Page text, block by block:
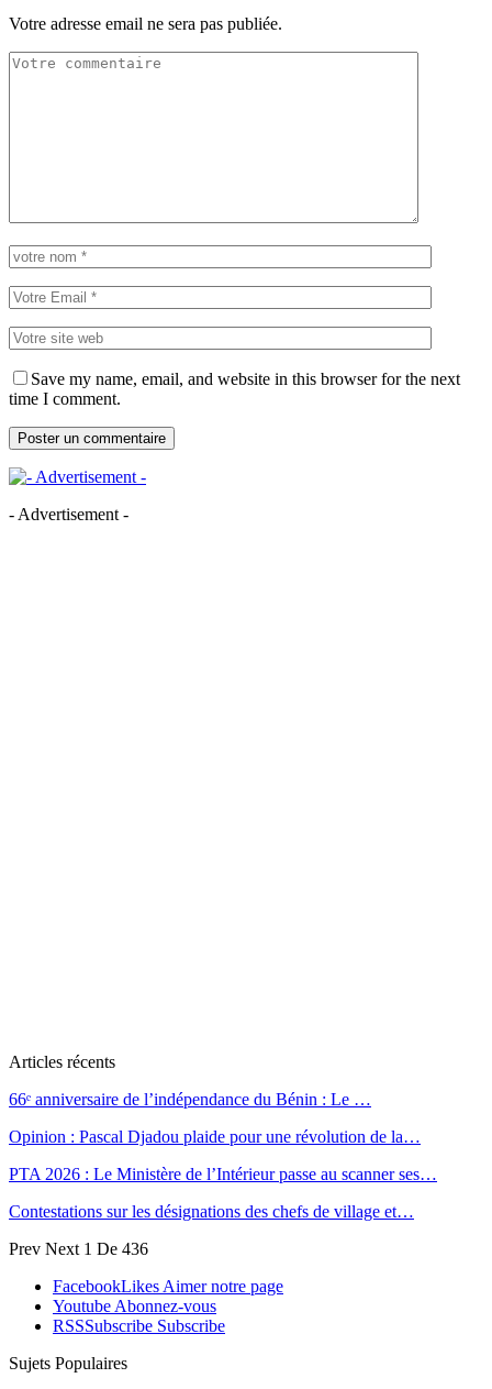
Votre adresse email ne sera pas publiée.
Save my name, email, and website in this browser for the next
time I comment.
- Advertisement -
Articles récents
66ᵉ anniversaire de l’indépendance du Bénin : Le …
Opinion : Pascal Djadou plaide pour une révolution de la…
PTA 2026 : Le Ministère de l’Intérieur passe au scanner ses…
Contestations sur les désignations des chefs de village et…
Prev Next 1 De 436
FacebookLikes Aimer notre page
Youtube Abonnez-vous
RSSSubscribe Subscribe
Sujets Populaires